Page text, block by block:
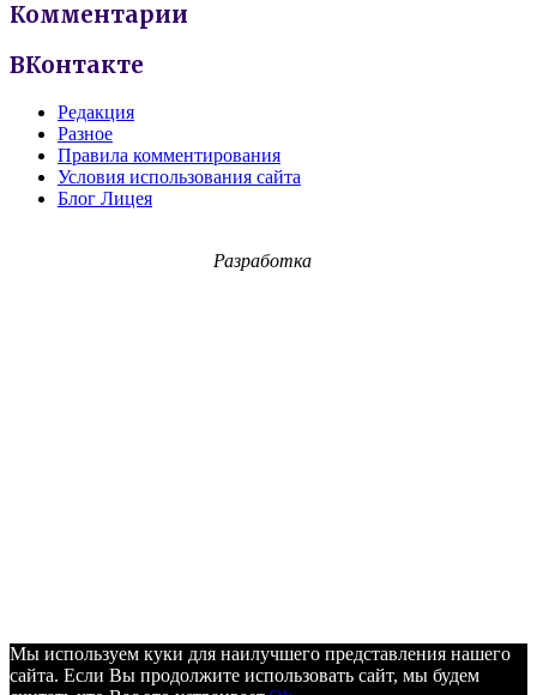
Комментарии
ВКонтакте
Редакция
Разное
Правила комментирования
Условия использования сайта
Блог Лицея
Разработка
Мы используем куки для наилучшего представления нашего
сайта. Если Вы продолжите использовать сайт, мы будем